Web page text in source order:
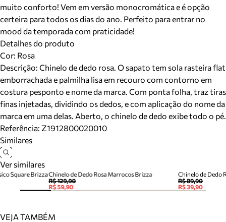
muito conforto! Vem em versão monocromática e é opção
certeira para todos os dias do ano. Perfeito para entrar no
mood da temporada com praticidade!
Detalhes do produto
Cor: Rosa
Descrição: Chinelo de dedo rosa. O sapato tem sola rasteira flat
emborrachada e palmilha lisa em recouro com contorno em
costura pesponto e nome da marca. Com ponta folha, traz tiras
finas injetadas, dividindo os dedos, e com aplicação do nome da
marca em uma delas. Aberto, o chinelo de dedo exibe todo o pé.
Referência: Z1912800020010
Similares
Ver similares
Chinelo de Dedo Rosa Marrocos Brizza
R$ 129,90
R$ 59,90
Chinelo de Dedo
R$ 89,90
R$ 39,90
Square Brizza
VEJA TAMBÉM